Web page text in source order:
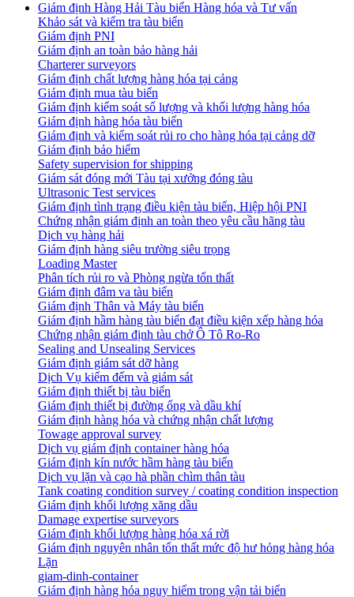
Giám định Hàng Hải Tàu biển Hàng hóa và Tư vấn
Khảo sát và kiểm tra tàu biển
Giám định PNI
Giám định an toàn bảo hàng hải
Charterer surveyors
Giám định chất lượng hàng hóa tại cảng
​Giám định mua tàu biển
Giám định kiểm soát số lượng và khối lượng hàng hóa
Giám định hàng hóa tàu biển
Giám định và kiểm soát rủi ro cho hàng hóa tại cảng dỡ
Giám định bảo hiểm
Safety supervision for shipping
Giám sát đóng mới Tàu tại xưởng đóng tàu
Ultrasonic Test services
Giám định tình trạng điều kiện tàu biển, Hiệp hội PNI
Chứng nhận giám định an toàn theo yêu cầu hãng tàu
Dịch vụ hàng hải
Giám định hàng siêu trường siêu trọng
Loading Master
Phân tích rủi ro và Phòng ngừa tổn thất
​Giám định đâm va tàu biển
Giám định Thân và Máy tàu biển
​Giám định hầm hàng tàu biển đạt điều kiện xếp hàng hóa
Chứng nhận giám định tàu chở Ô Tô Ro-Ro
Sealing and Unsealing Services
Giám định giám sát dỡ hàng
Dịch Vụ kiểm đếm và giám sát
Giám định thiết bị tàu biển
Giám định thiết bị đường ống và dầu khí
Giám định hàng hóa và chứng nhận chất lượng
Towage approval survey
Dịch vụ giám định container hàng hóa
Giám định kín nước hầm hàng tàu biển
Dịch vụ lặn và cạo hà phần chìm thân tàu
Tank coating condition survey / coating condition inspection
Giám định khối lượng xăng dầu
Damage expertise surveyors
Giám định khối lượng hàng hóa xá rời
Giám định nguyên nhân tổn thất mức độ hư hỏng hàng hóa
Lặn
giam-dinh-container
Giám định hàng hóa nguy hiểm trong vận tải biển